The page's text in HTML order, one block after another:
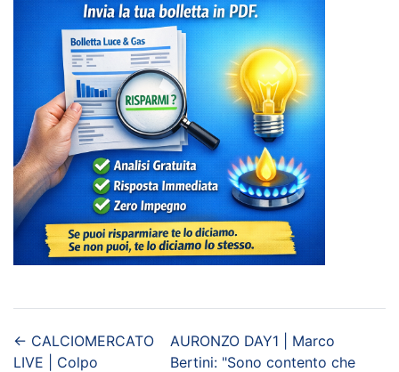
← CALCIOMERCATO
LIVE | Colpo
AURONZO DAY1 | Marco
Bertini: "Sono contento che